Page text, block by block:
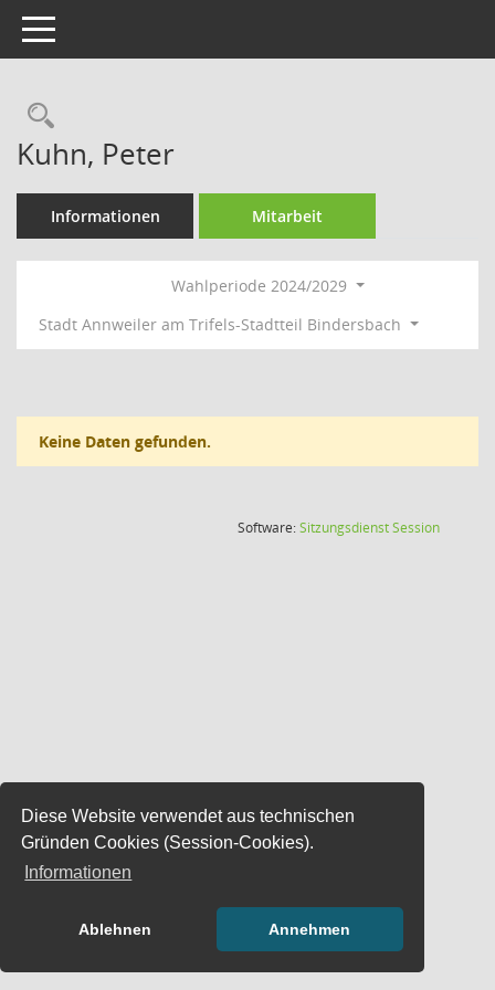
Diese Website verwendet aus technischen
Gründen Cookies (Session-Cookies).
Informationen
Ablehnen Annehmen
Toggle navigation
Rechercheauswahl
Kuhn, Peter
Informationen Mitarbeit
Wahlperiode 2024/2029
Stadt Annweiler am Trifels-Stadtteil Bindersbach
Keine Daten gefunden.
Software:SitzungsdienstSession(Wird in